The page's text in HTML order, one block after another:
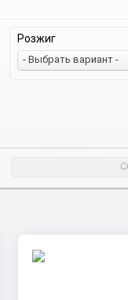
Розжиг
- Выбрать вариант -